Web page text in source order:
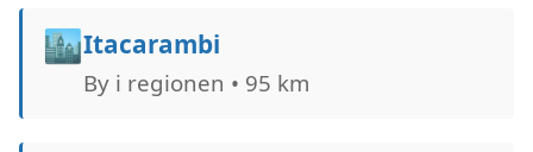
🏙️Itacarambi
By i regionen • 95 km